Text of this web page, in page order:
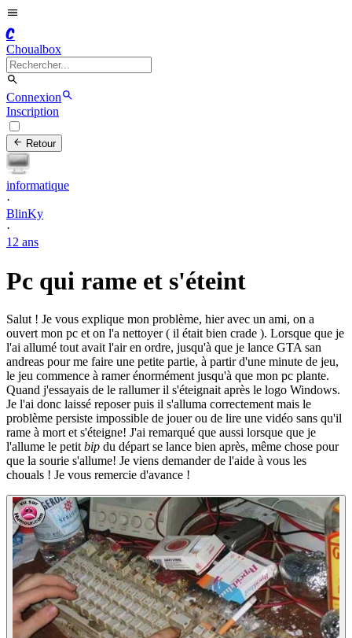
C
Choualbox
Connexion
Inscription
Retour
informatique
·
BlinKy
·
12 ans
Pc qui rame et s'éteint
Salut ! Je vous explique mon problème, hier avec un ami, on a
ouvert mon pc et on l'a nettoyer ( il était bien crade ). Lorsque que je
l'ai allumé tout avait l'air en ordre, jusqu'à que je lance GTA san
andreas pour me faire une petite partie, à partir d'une minute de jeu,
le jeu commence à ramer énormément jusqu'à que mon pc plante.
Quand j'essayais de le rallumer il s'éteignait après le logo Windows.
Je l'ai donc laissé reposer puis il s'alluma correctement mais le
problème persiste impossible de jouer ou de lire une vidéo sans qu'il
rame à mort et s'éteigne! J'ai remarqué que aussi lorsque que je
l'allume le petit bip du départ se lance bien après, même chose pour
que la sourie s'allume! Je viens demander de l'aide à vous les
chouals ! Je vous remercie d'avance !